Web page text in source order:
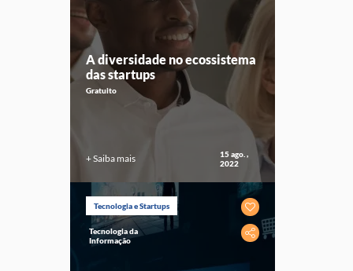
A diversidade no ecossistema
das startups
Gratuito
+ Saiba mais
15 ago. ,
2022
Tecnologia e Startups
Tecnologia da
Informação